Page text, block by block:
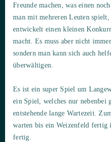
Freunde machen, was einen
man mit mehreren Leuten
entwickelt einen kleinen
macht. Es muss aber nicht
sondern man kann sich auch
überwältigen.
Es ist ein super Spiel um
ein Spiel, welches nur nebenbei
entstehende lange Wartezeit.
warten bis ein Weizenfeld fertig
fertig.